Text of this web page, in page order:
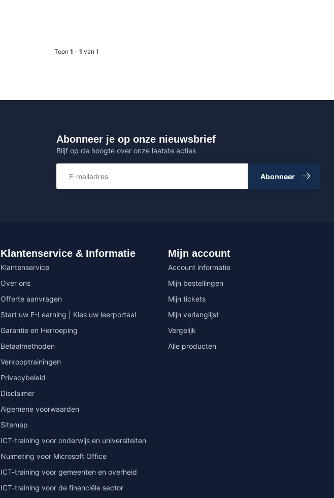
Toon 1 - 1 van 1
Abonneer je op onze nieuwsbrief
Blijf op de hoogte over onze laatste acties
Abonneer
Klantenservice & Informatie
Klantenservice
Over ons
Offerte aanvragen
Start uw E-Learning | Kies uw leerportaal
Garantie en Herroeping
Betaalmethoden
Verkooptrainingen
Privacybeleid
Disclaimer
Algemene voorwaarden
Sitemap
ICT-training voor onderwijs en universiteiten
Nulmeting voor Microsoft Office
ICT-training voor gemeenten en overheid
ICT-training voor de financiële sector
Mijn account
Account informatie
Mijn bestellingen
Mijn tickets
Mijn verlanglijst
Vergelijk
Alle producten